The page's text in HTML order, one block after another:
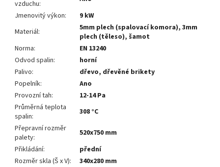
vzduchu:
Jmenovitý výkon:
9 kW
Materiál:
5mm plech (spalovací komora), 3mm
plech (těleso), šamot
Norma:
EN 13240
Odvod spalin:
horní
Palivo:
dřevo, dřevěné brikety
Popelník:
Ano
Provozní tah:
12-14 Pa
Průměrná teplota
spalin:
308 °C
Přepravní rozměr
palety:
520x750 mm
Přikládání:
přední
Rozměr skla (Š x V):
340x280 mm